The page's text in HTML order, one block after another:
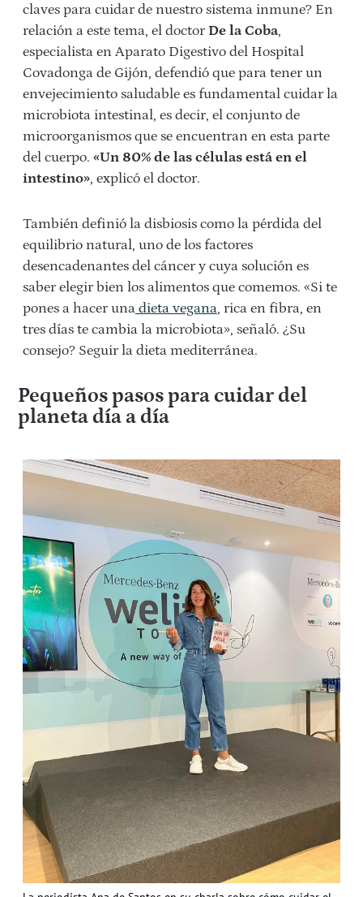
claves para cuidar de nuestro sistema inmune? En
relación a este tema, el doctor De la Coba,
especialista en Aparato Digestivo del Hospital
Covadonga de Gijón, defendió que para tener un
envejecimiento saludable es fundamental cuidar la
microbiota intestinal, es decir, el conjunto de
microorganismos que se encuentran en esta parte
del cuerpo. «Un 80% de las células está en el
intestino», explicó el doctor.
También definió la disbiosis como la pérdida del
equilibrio natural, uno de los factores
desencadenantes del cáncer y cuya solución es
saber elegir bien los alimentos que comemos. «Si te
pones a hacer una dieta vegana, rica en fibra, en
tres días te cambia la microbiota», señaló. ¿Su
consejo? Seguir la dieta mediterránea.
Pequeños pasos para cuidar del
planeta día a día